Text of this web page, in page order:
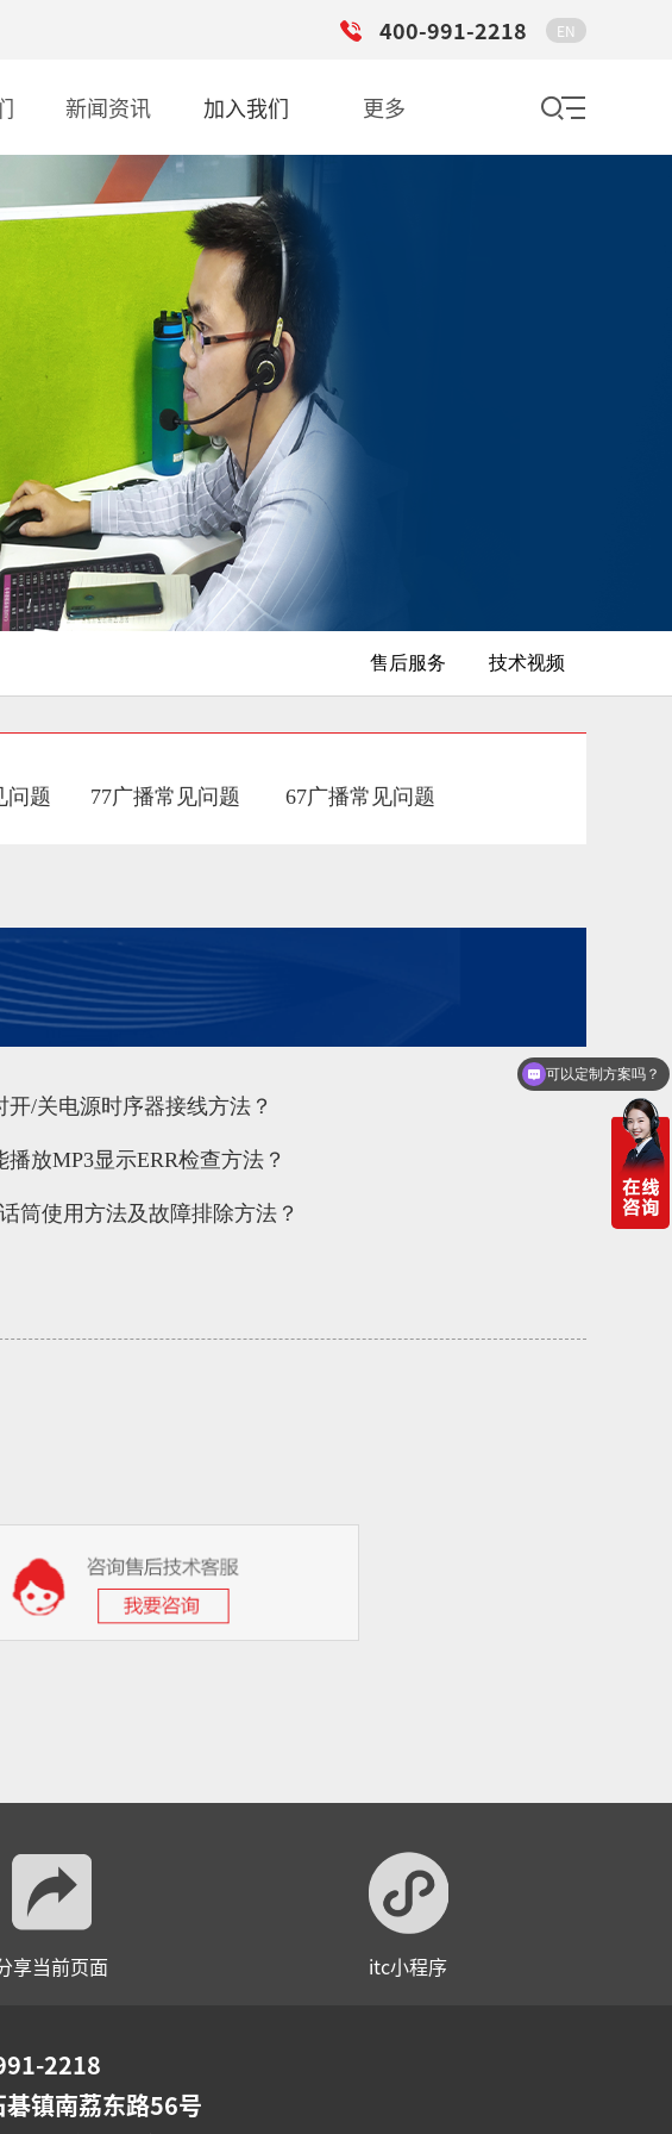
400-991-2218 EN
新闻资讯 加入我们 更多
售后服务 技术视频
问题 77广播常见问题 67广播常见问题
开/关电源时序器接线方法？
播放MP3显示ERR检查方法？
筒使用方法及故障排除方法？
享当前页面 itc小程序
2218
镇南荔东路56号
你们电话多少